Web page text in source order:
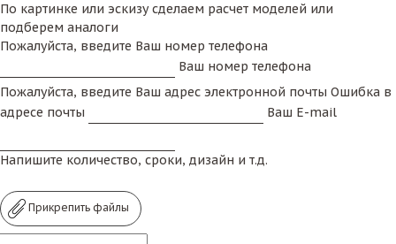
По картинке или эскизу сделаем расчет моделей или
подберем аналоги
Пожалуйста, введите Ваш номер телефона
Ваш номер телефона
Пожалуйста, введите Ваш адрес электронной почты Ошибка в
адресе почты
Ваш E-mail
Напишите количество, сроки, дизайн и т.д.
Прикрепить файлы